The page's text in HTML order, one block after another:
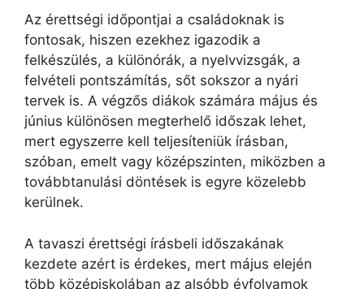
Az érettségi időpontjai a családoknak is
fontosak, hiszen ezekhez igazodik a
felkészülés, a különórák, a nyelvvizsgák, a
felvételi pontszámítás, sőt sokszor a nyári
tervek is. A végzős diákok számára május és
június különösen megterhelő időszak lehet,
mert egyszerre kell teljesíteniük írásban,
szóban, emelt vagy középszinten, miközben a
továbbtanulási döntések is egyre közelebb
kerülnek.
A tavaszi érettségi írásbeli időszakának
kezdete azért is érdekes, mert május elején
több középiskolában az alsóbb évfolyamok